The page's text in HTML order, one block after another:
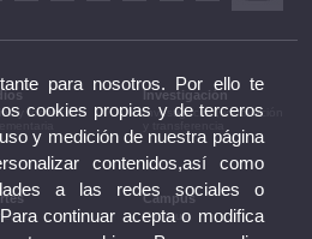
y formación
Investigación
Investigación, innovación
Campus
Campus
para nosotros. Por ello te
cookies propias y de terceros
y medición de nuestra página
contenidos,así como
a las redes sociales o
continuar acepta o modifica